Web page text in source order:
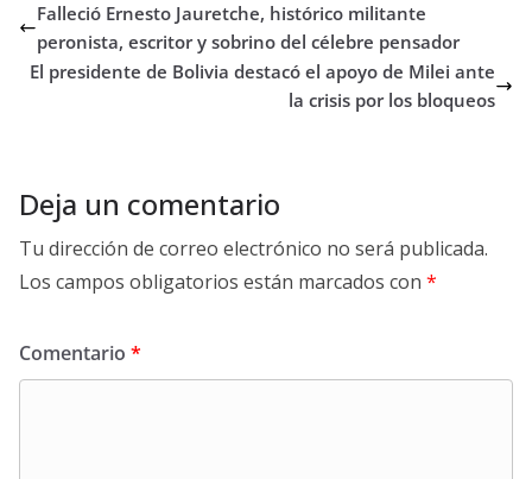
Falleció Ernesto Jauretche, histórico militante
peronista, escritor y sobrino del célebre pensador
El presidente de Bolivia destacó el apoyo de Milei ante
la crisis por los bloqueos
Deja un comentario
Tu dirección de correo electrónico no será publicada.
Los campos obligatorios están marcados con *
Comentario *